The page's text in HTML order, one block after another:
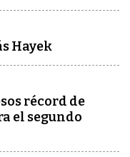
Hayek
récord de
el segundo